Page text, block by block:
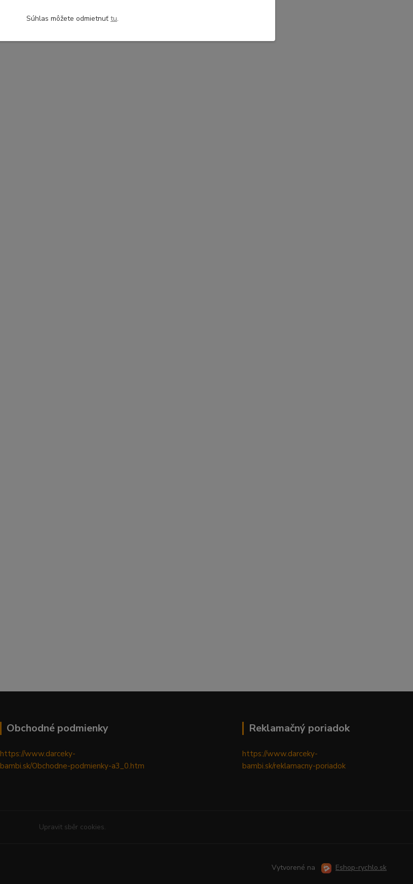
Obchodné podmienky
https://www.darceky-
bambi.sk/Obchodne-podmienky-a3_0.htm
Reklamačný poriadok
https://www.darceky-
bambi.sk/reklamacny-poriadok
Upravit sběr cookies.
Vytvorené na Eshop-rychlo.sk
Súhlas môžete odmietnuť tu.